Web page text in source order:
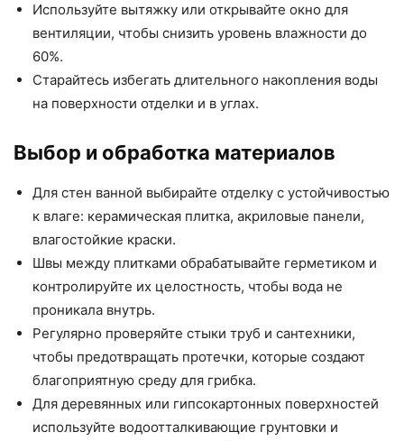
Используйте вытяжку или открывайте окно для
вентиляции, чтобы снизить уровень влажности до
60%.
Старайтесь избегать длительного накопления воды
на поверхности отделки и в углах.
Выбор и обработка материалов
Для стен ванной выбирайте отделку с устойчивостью
к влаге: керамическая плитка, акриловые панели,
влагостойкие краски.
Швы между плитками обрабатывайте герметиком и
контролируйте их целостность, чтобы вода не
проникала внутрь.
Регулярно проверяйте стыки труб и сантехники,
чтобы предотвращать протечки, которые создают
благоприятную среду для грибка.
Для деревянных или гипсокартонных поверхностей
используйте водоотталкивающие грунтовки и